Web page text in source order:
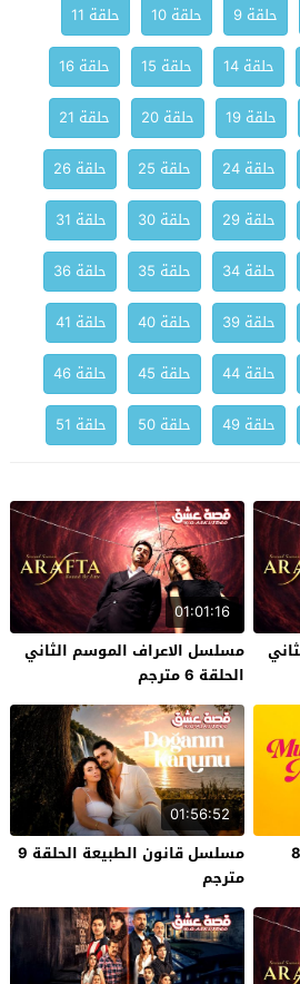
حلقة 9 حلقة 10
حلقة 11
حلقة 14 حلقة 15
حلقة 16
حلقة 19 حلقة 20
حلقة 21
حلقة 24 حلقة 25
حلقة 26
حلقة 29 حلقة 30
حلقة 31
حلقة 34 حلقة 35
حلقة 36
حلقة 39 حلقة 40
حلقة 41
حلقة 44 حلقة 45
حلقة 46
حلقة 49 حلقة 50 حلقة 51
01:01:16
مسلسل الاعراف الموسم الثاني
الحلقة 6 مترجم
مسلسل حب محتمل الحلقة 8
01:56:52
مسلسل قانون الطبيعة الحلقة 9
مترجم